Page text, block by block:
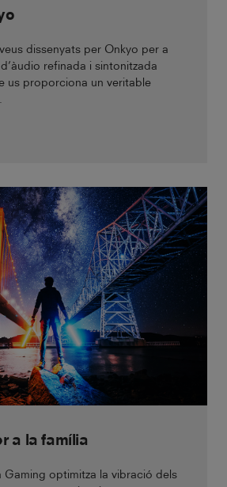
dissenyats per Onkyo per a
refinada i sintonitzada
us proporciona un veritable
a la família
Gaming optimitza la vibració dels